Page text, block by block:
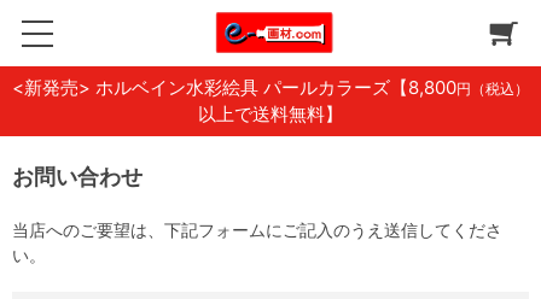
<新発売> ホルベイン水彩絵具 パールカラーズ 【8,800円（税込）
以上で送料無料】
お問い合わせ
当店へのご要望は、下記フォームにご記入のうえ送信してくださ
い。